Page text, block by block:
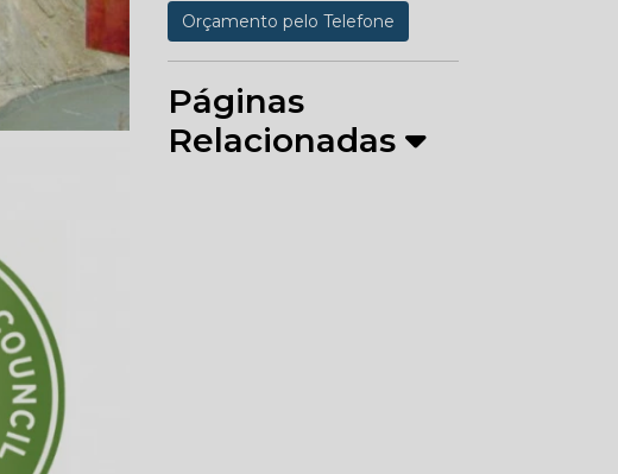
Orçamento pelo Telefone
Páginas
Relacionadas